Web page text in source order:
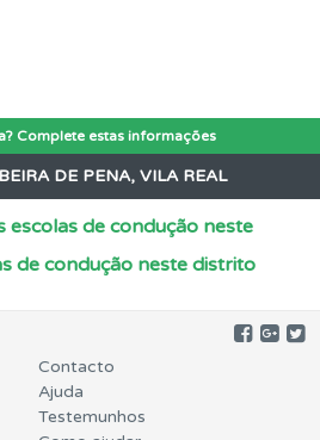
Complete estas informações
DE PENA, VILA REAL
escolas de condução neste
de condução neste distrito
Contacto
Ajuda
Testemunhos